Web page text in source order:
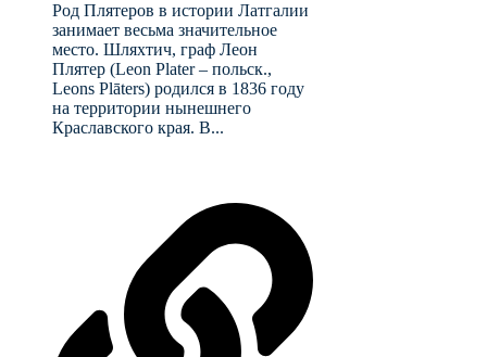
Род Плятеров в истории Латгалии
занимает весьма значительное
место. Шляхтич, граф Леон
Плятер (Leon Plater – польск.,
Leons Plāters) родился в 1836 году
на территории нынешнего
Краславского края. В...